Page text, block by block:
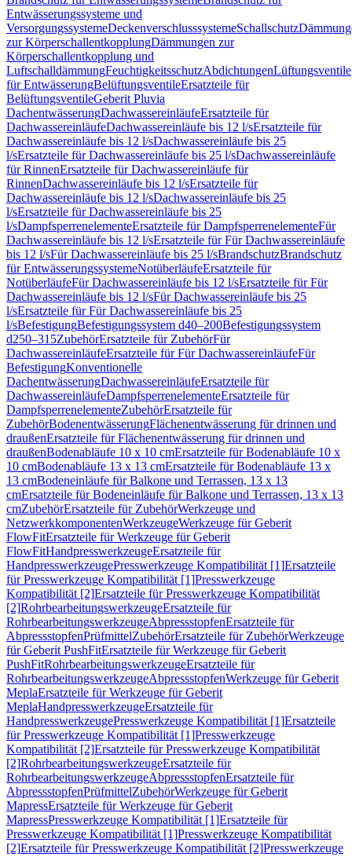
Entwässerungssysteme und
VersorgungssystemeDeckenverschlusssystemeSchallschutz
zur KörperschallentkopplungDämmungen zur
Körperschallentkopplung und
LuftschalldämmungFeuchtigkeitsschutzAbdichtungenLüftungsventile
für EntwässerungBelüftungsventileErsatzteile für
BelüftungsventileGeberit Pluvia
DachentwässerungDachwassereinläufeErsatzteile für
DachwassereinläufeDachwassereinläufe bis 12 l/sErsatzteile für
Dachwassereinläufe bis 12 l/sDachwassereinläufe bis 25
l/sErsatzteile für Dachwassereinläufe bis 25 l/sDachwassereinläufe
für RinnenErsatzteile für Dachwassereinläufe für
RinnenDachwassereinläufe bis 12 l/sErsatzteile für
Dachwassereinläufe bis 12 l/sDachwassereinläufe bis 25
l/sErsatzteile für Dachwassereinläufe bis 25
l/sDampfsperrenelementeErsatzteile für DampfsperrenelementeFür
Dachwassereinläufe bis 12 l/sErsatzteile für Für Dachwassereinläufe
bis 12 l/sFür Dachwassereinläufe bis 25 l/sBrandschutzBrandschutz
für EntwässerungssystemeNotüberläufeErsatzteile für
NotüberläufeFür Dachwassereinläufe bis 12 l/sErsatzteile für Für
Dachwassereinläufe bis 12 l/sFür Dachwassereinläufe bis 25
l/sErsatzteile für Für Dachwassereinläufe bis 25
l/sBefestigungBefestigungssystem d40–200Befestigungssystem
d250–315ZubehörErsatzteile für ZubehörFür
DachwassereinläufeErsatzteile für Für DachwassereinläufeFür
BefestigungKonventionelle
DachentwässerungDachwassereinläufeErsatzteile für
DachwassereinläufeDampfsperrenelementeErsatzteile für
DampfsperrenelementeZubehörErsatzteile für
ZubehörBodenentwässerungFlächenentwässerung für drinnen und
draußenErsatzteile für Flächenentwässerung für drinnen und
draußenBodenabläufe 10 x 10 cmErsatzteile für Bodenabläufe 10 x
10 cmBodenabläufe 13 x 13 cmErsatzteile für Bodenabläufe 13 x
13 cmBodeneinläufe für Balkone und Terrassen, 13 x 13
cmErsatzteile für Bodeneinläufe für Balkone und Terrassen, 13 x 13
cmZubehörErsatzteile für ZubehörWerkzeuge und
NetzwerkkomponentenWerkzeugeWerkzeuge für Geberit
FlowFitErsatzteile für Werkzeuge für Geberit
FlowFitHandpresswerkzeugeErsatzteile für
HandpresswerkzeugePresswerkzeuge Kompatibilität [1]Ersatzteile
für Presswerkzeuge Kompatibilität [1]Presswerkzeuge
Kompatibilität [2]Ersatzteile für Presswerkzeuge Kompatibilität
[2]RohrbearbeitungswerkzeugeErsatzteile für
RohrbearbeitungswerkzeugeAbpressstopfenErsatzteile für
AbpressstopfenPrüfmittelZubehörErsatzteile für ZubehörWerkzeuge
für Geberit PushFitErsatzteile für Werkzeuge für Geberit
PushFitRohrbearbeitungswerkzeugeErsatzteile für
RohrbearbeitungswerkzeugeAbpressstopfenWerkzeuge für Geberit
MeplaErsatzteile für Werkzeuge für Geberit
MeplaHandpresswerkzeugeErsatzteile für
HandpresswerkzeugePresswerkzeuge Kompatibilität [1]Ersatzteile
für Presswerkzeuge Kompatibilität [1]Presswerkzeuge
Kompatibilität [2]Ersatzteile für Presswerkzeuge Kompatibilität
[2]RohrbearbeitungswerkzeugeErsatzteile für
RohrbearbeitungswerkzeugeAbpressstopfenErsatzteile für
AbpressstopfenPrüfmittelZubehörWerkzeuge für Geberit
MapressErsatzteile für Werkzeuge für Geberit
MapressPresswerkzeuge Kompatibilität [1]Ersatzteile für
Presswerkzeuge Kompatibilität [1]Presswerkzeuge Kompatibilität
[2]Ersatzteile für Presswerkzeuge Kompatibilität [2]Presswerkzeuge